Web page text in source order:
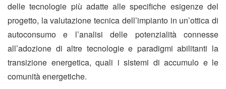
delle tecnologie più adatte alle specifiche esigenze del
progetto, la valutazione tecnica dell’impianto in un’ottica di
autoconsumo e l’analisi delle potenzialità connesse
all’adozione di altre tecnologie e paradigmi abilitanti la
transizione energetica, quali i sistemi di accumulo e le
comunità energetiche.